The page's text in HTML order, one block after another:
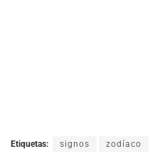
Etiquetas: signos zodíaco